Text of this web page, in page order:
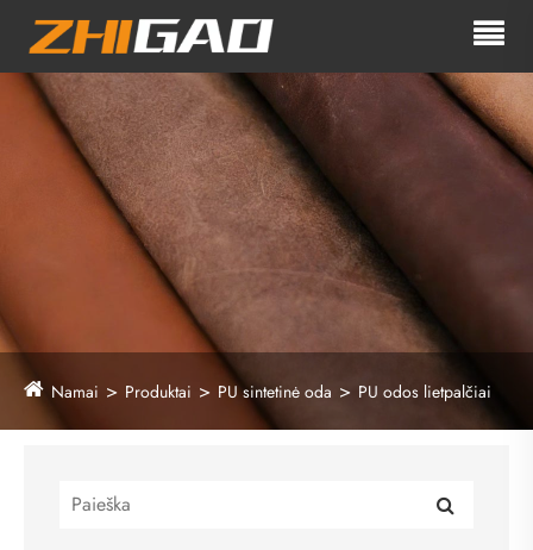
Namai Produktai PU sintetinė oda PU odos lietpalčiai